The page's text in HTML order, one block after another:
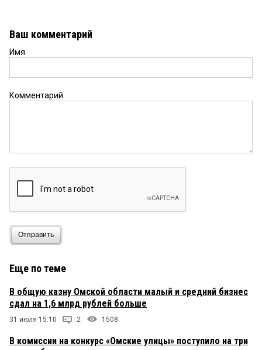
Ваш комментарий
Имя
Комментарий
Отправить
Еще по теме
В общую казну Омской области малый и средний бизнес
сдал на 1,6 млрд рублей больше
31 июля 15:10 2 1508
В комиссии на конкурс «Омские улицы» поступило на три